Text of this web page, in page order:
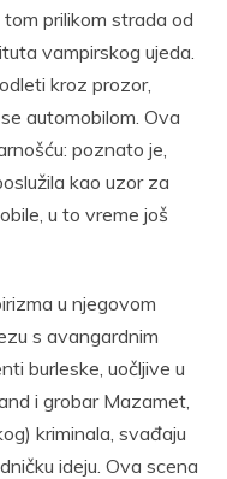
prilikom strada od
vampirskog ujeda.
kroz prozor,
automobilom. Ova
poznato je,
kao uzor za
u to vreme još
u njegovom
s avangardnim
burleske, uočljive u
i grobar Mazamet,
kriminala, svađaju
ideju. Ova scena